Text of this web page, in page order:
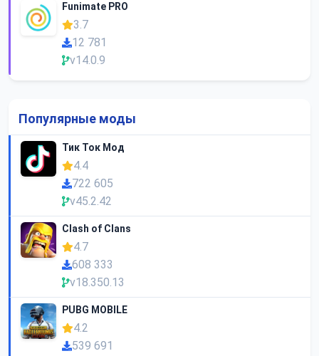
Funimate PRO
3.7
12 781
v14.0.9
Популярные моды
Тик Ток Мод
4.4
722 605
v45.2.42
Clash of Clans
4.7
608 333
v18.350.13
PUBG MOBILE
4.2
539 691